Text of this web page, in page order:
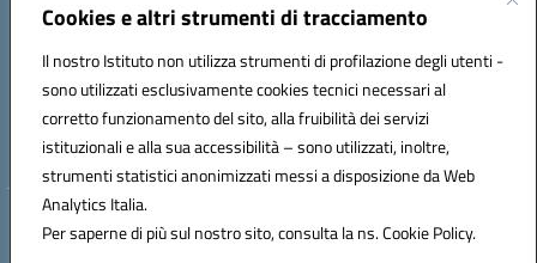
Cookies e altri strumenti di tracciamento
Il nostro Istituto non utilizza strumenti di profilazione degli utenti -
sono utilizzati esclusivamente cookies tecnici necessari al
corretto funzionamento del sito, alla fruibilità dei servizi
istituzionali e alla sua accessibilità – sono utilizzati, inoltre,
strumenti statistici anonimizzati messi a disposizione da Web
Analytics Italia.
Per saperne di più sul nostro sito, consulta la ns. Cookie Policy.
Indirizzo:VIA A. DE GASPERI, 41 RUDIANO 25030 RUDIANO
Posta elettronica certificata (PEC):bsic86100r@pec.istruzione.it
Codice fiscale: 82002390175
Codice meccanografico: BSIC86100R
Hosting & Powered by 3D Solution S.r.l.
Concept & Design by Designers Italia